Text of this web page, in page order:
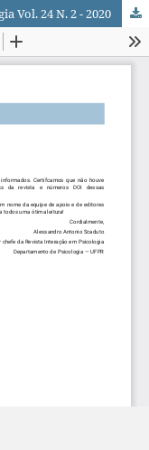
Vol. 24 N. 2 - 2020